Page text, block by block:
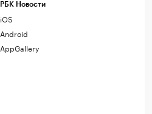
РБК Новости
iOS
Android
AppGallery